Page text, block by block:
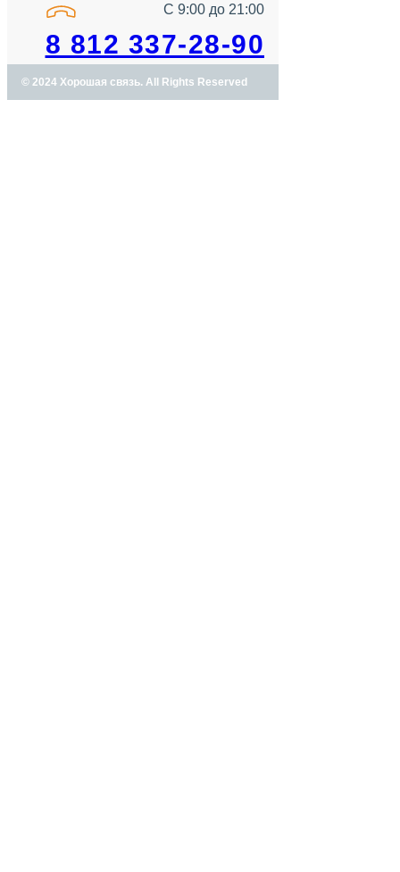
С 9:00 до 21:00
8 812 337-28-90
© 2024 Хорошая связь. All Rights Reserved